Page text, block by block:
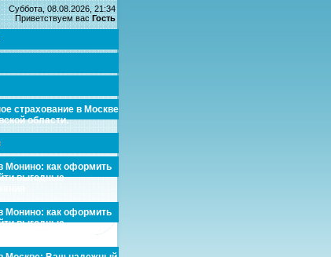
Суббота, 08.08.2026, 21:34
Приветствуем вас Гость
страхование в Москве
области.
Монино: как оформить
выгодные
Монино: как оформить
выгодные